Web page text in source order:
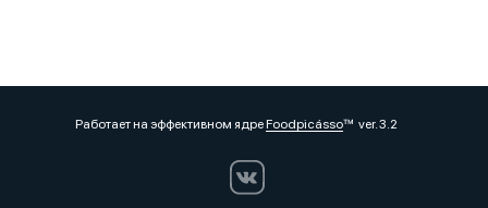
Работает на эффективном ядреFoodpicássover. 3.2